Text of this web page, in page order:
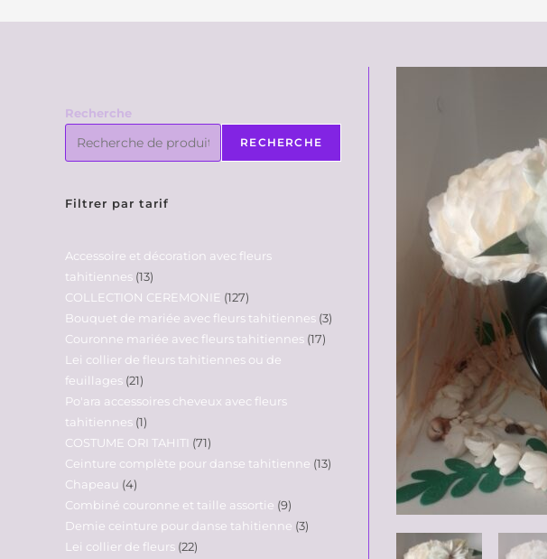
Recherche
RECHERCHE
Filtrer par tarif
Accessoire et décoration avec fleurs
tahitiennes 13
COLLECTION CEREMONIE 127
Bouquet de mariée avec fleurs tahitiennes 3
Couronne mariée avec fleurs tahitiennes 17
Lei collier de fleurs tahitiennes ou de
feuillages 21
Po'ara accessoires cheveux avec fleurs
tahitiennes 1
COSTUME ORI TAHITI
71
Ceinture complète pour danse tahitienne 13
Chapeau 4
Combiné couronne et taille assortie 9
Demie ceinture pour danse tahitienne 3
Lei collier de fleurs 22